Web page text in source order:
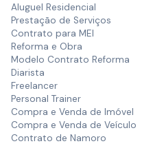
Aluguel Residencial
Prestação de Serviços
Contrato para MEI
Reforma e Obra
Modelo Contrato Reforma
Diarista
Freelancer
Personal Trainer
Compra e Venda de Imóvel
Compra e Venda de Veículo
Contrato de Namoro